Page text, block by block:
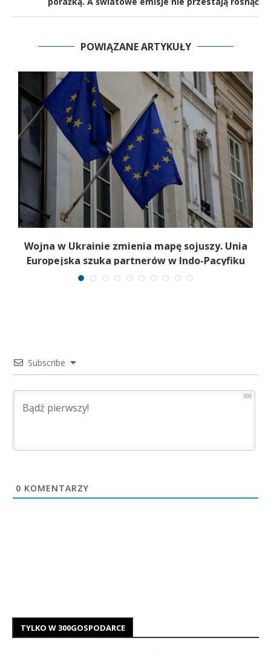
POWIĄZANE ARTYKUŁY
Wojna w Ukrainie zmienia mapę sojuszy. Unia
Europejska szuka partnerów w Indo-Pacyfiku
Subscribe
500
0 KOMENTARZY
TYLKO W 300GOSPODARCE